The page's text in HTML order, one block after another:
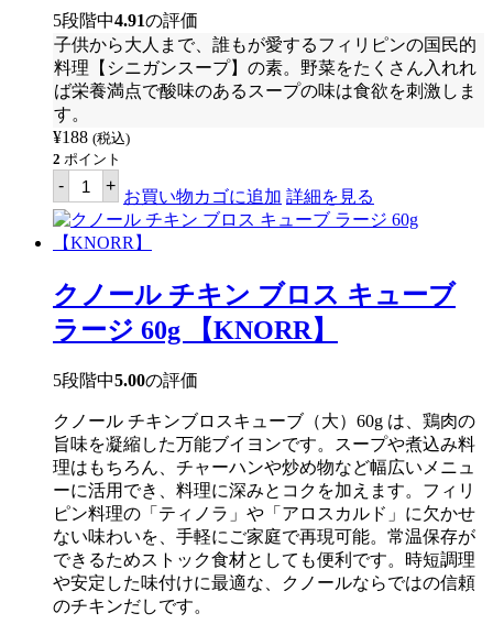
ュ
ー
ブ
ラ
ー
ジ
60g
【KNORR】
個
5段階中4.91の評価
子供から大人まで、誰もが愛するフィリピンの国民的
料理【シニガンスープ】の素。野菜をたくさん入れれ
ば栄養満点で酸味のあるスープの味は食欲を刺激しま
す。
¥188 (税込)
2 ポイント
- ク
ノ
ー
ル
タ
ン
ド
ス
プ
ミ
ク
ス
(シ
ニ
ガ
ン
ス
ー
プ
の
素)
44g
+
お買い物カゴに追加 詳細を見る
クノール チキン ブロス キューブ
ラージ 60g 【KNORR】
5段階中5.00の評価
クノール チキンブロスキューブ（大）60g は、鶏肉の
旨味を凝縮した万能ブイヨンです。スープや煮込み料
理はもちろん、チャーハンや炒め物など幅広いメニュ
ーに活用でき、料理に深みとコクを加えます。フィリ
ピン料理の「ティノラ」や「アロスカルド」に欠かせ
ない味わいを、手軽にご家庭で再現可能。常温保存が
できるためストック食材としても便利です。時短調理
や安定した味付けに最適な、クノールならではの信頼
のチキンだしです。